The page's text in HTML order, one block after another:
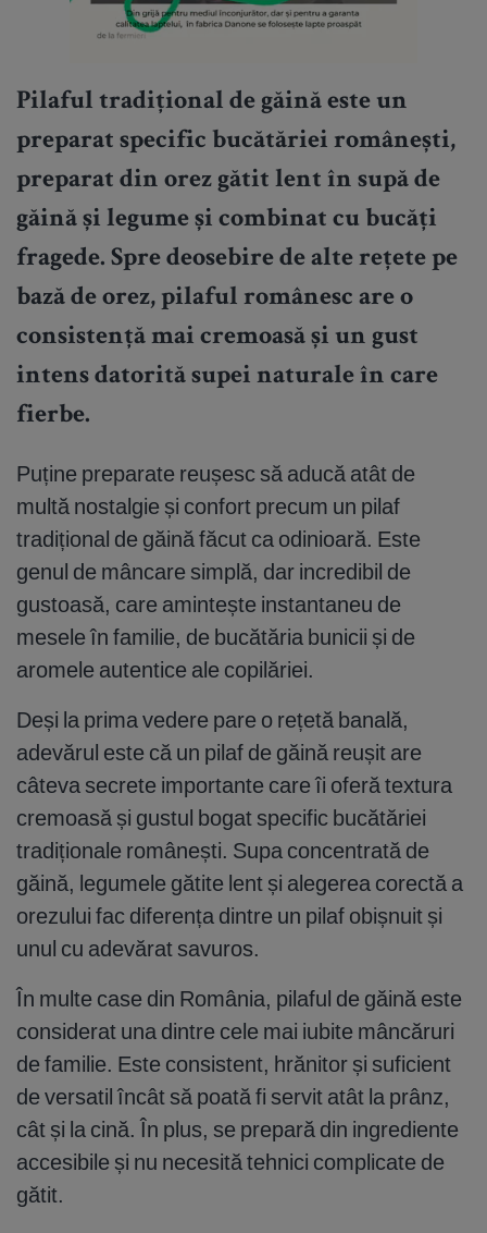
Pilaful tradițional de găină este un
preparat specific bucătăriei românești,
preparat din orez gătit lent în supă de
găină și legume și combinat cu bucăți
fragede. Spre deosebire de alte rețete pe
bază de orez, pilaful românesc are o
consistență mai cremoasă și un gust
intens datorită supei naturale în care
fierbe.
Puține preparate reușesc să aducă atât de
multă nostalgie și confort precum un pilaf
tradițional de găină făcut ca odinioară. Este
genul de mâncare simplă, dar incredibil de
gustoasă, care amintește instantaneu de
mesele în familie, de bucătăria bunicii și de
aromele autentice ale copilăriei.
Deși la prima vedere pare o rețetă banală,
adevărul este că un pilaf de găină reușit are
câteva secrete importante care îi oferă textura
cremoasă și gustul bogat specific bucătăriei
tradiționale românești. Supa concentrată de
găină, legumele gătite lent și alegerea corectă a
orezului fac diferența dintre un pilaf obișnuit și
unul cu adevărat savuros.
În multe case din România, pilaful de găină este
considerat una dintre cele mai iubite mâncăruri
de familie. Este consistent, hrănitor și suficient
de versatil încât să poată fi servit atât la prânz,
cât și la cină. În plus, se prepară din ingrediente
accesibile și nu necesită tehnici complicate de
gătit.